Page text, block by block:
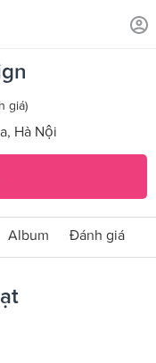
A, tay lỡ cam nhạt
giá)
Hà Nội
Album Đánh giá